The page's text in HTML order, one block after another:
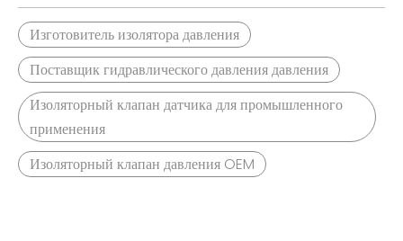
Изготовитель изолятора давления
Поставщик гидравлического давления давления
Изоляторный клапан датчика для промышленного
применения
Изоляторный клапан давления OEM